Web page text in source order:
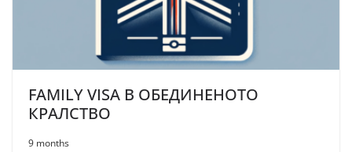
FAMILY VISA В ОБЕДИНЕНОТО
КРАЛСТВО
9 months